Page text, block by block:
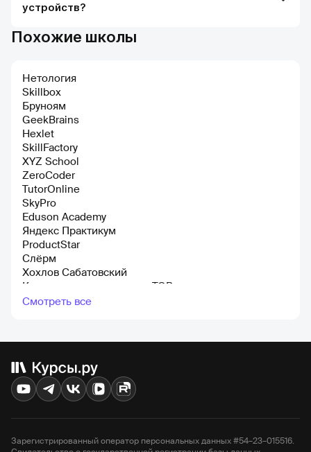
устройств?
Похожие школы
Нетология
Skillbox
Бруноям
GeekBrains
Hexlet
SkillFactory
XYZ School
ZeroCoder
TutorOnline
SkyPro
Eduson Academy
Яндекс Практикум
ProductStar
Слёрм
Хохлов Сабатовский
Компьютерная академия TOP
Контур Школа
Otus
ЕШКО
Loftschool
Учебный Центр «Специалист»
HEDU
Смотреть все
Зарегистрированный оператор персональных данных #54–23–015516.